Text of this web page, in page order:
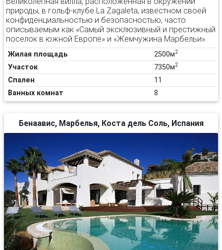
природы, в гольф-клубе La Zagaleta, известном своей
конфиденциальностью и безопасностью, часто
описываемым как «Самый эксклюзивный и престижный
поселок в южной Европе» и «Жемчужина Марбельи».
Жилая площадь 2500м2
Участок 7350м2
Спален
11
Ванных комнат
8
Бенаавис, Марбелья, Коста дель Соль, Испания